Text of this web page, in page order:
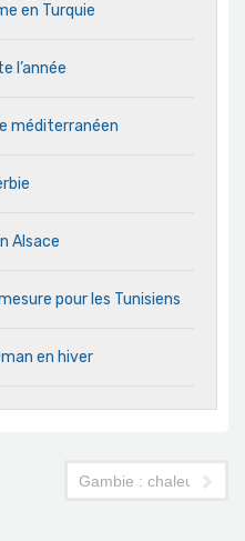
en Turquie
l’année
méditerranéen
Alsace
pour les Tunisiens
en hiver
Gambie : chaleur